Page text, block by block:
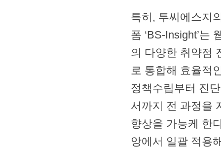
특히, 투씨에스지
폼 ‘BS-Insight’는
의 다양한 취약점
로 통합해 효율적
정책수립부터 진
서까지 전 과정을
향상을 가능케 한
앙에서 일괄 적용